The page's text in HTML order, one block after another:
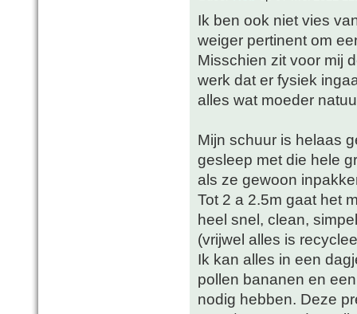
Ik ben ook niet vies
weiger pertinent om
Misschien zit voor mij
werk dat er fysiek
alles wat moeder
Mijn schuur is helaas
gesleep met die hele
als ze gewoon
Tot 2 a 2.5m gaat het
heel snel, clean,
(vrijwel alles is
Ik kan alles in een
pollen bananen en
nodig hebben. Deze